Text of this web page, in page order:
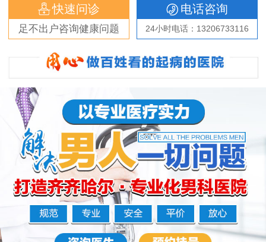
快速问诊
足不出户咨询健康问题
电话咨询
24小时电话：13206733116